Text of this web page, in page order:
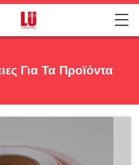
Για Τα Προϊόντα